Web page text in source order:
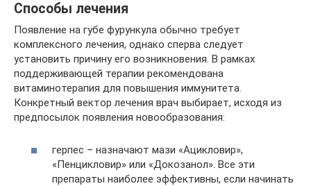
Способы лечения
Появление на губе фурункула обычно требует
комплексного лечения, однако сперва следует
установить причину его возникновения. В рамках
поддерживающей терапии рекомендована
витаминотерапия для повышения иммунитета.
Конкретный вектор лечения врач выбирает, исходя из
предпосылок появления новообразования:
герпес – назначают мази «Ацикловир»,
«Пенцикловир» или «Докозанол». Все эти
препараты наиболее эффективны, если начинать